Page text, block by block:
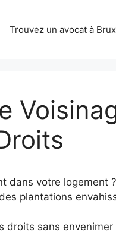
Trouvez un avocat à
dans votre logement ?
plantations
droits sans